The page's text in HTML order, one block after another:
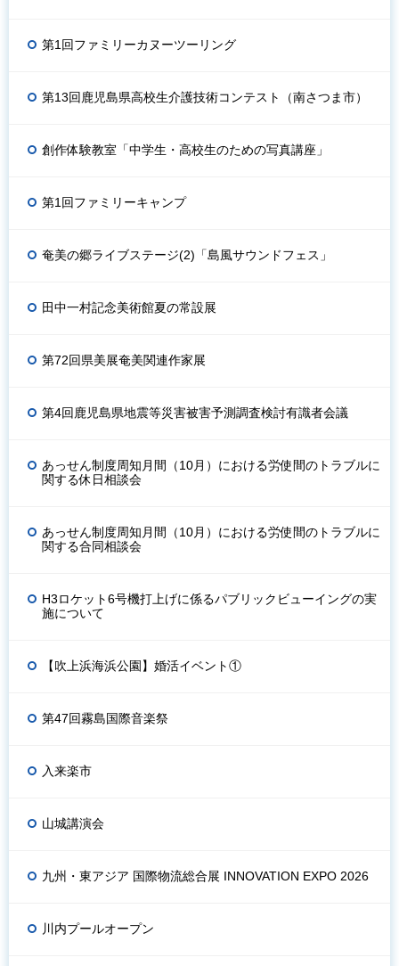
第1回ファミリーカヌーツーリング
第13回鹿児島県高校生介護技術コンテスト（南さつま市）
創作体験教室「中学生・高校生のための写真講座」
第1回ファミリーキャンプ
奄美の郷ライブステージ(2)「島風サウンドフェス」
田中一村記念美術館夏の常設展
第72回県美展奄美関連作家展
第4回鹿児島県地震等災害被害予測調査検討有識者会議
あっせん制度周知月間（10月）における労使間のトラブルに
関する休日相談会
あっせん制度周知月間（10月）における労使間のトラブルに
関する合同相談会
H3ロケット6号機打上げに係るパブリックビューイングの実
施について
【吹上浜海浜公園】婚活イベント①
第47回霧島国際音楽祭
入来楽市
山城講演会
九州・東アジア 国際物流総合展 INNOVATION EXPO 2026
川内プールオープン